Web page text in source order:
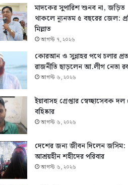
মাদকের সুপারিশ শুনব না, জড়িত
থাকলে ন্যূনতম ৫ বছরের জেল:
মিল্লাত
আগস্ট ৭, ২০২৬
কোরআন ও সুন্নাহর পথে চলার
রাজনীতি ছাড়লেন আ.লীগ নেতা
আগস্ট ৬, ২০২৬
ইয়াবাসহ গ্রেপ্তার স্বেচ্ছাসেবক দল
বহিষ্কার
আগস্ট ৬, ২০২৬
দেশের জন্য জীবন দিলেন জসিম:
আশ্রয়হীন শহীদের পরিবার
আগস্ট ৬, ২০২৬